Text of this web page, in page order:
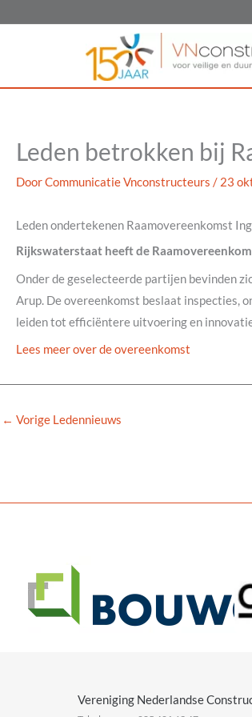
Leden betrokken bij
DoorCommunicatie Vnconstructeurs / 23
Leden ondertekenen Raamovereenkomst
Rijkswaterstaat heeft de
Onder de geselecteerde partijen bevinden
Arup. De overeenkomst beslaat inspecties,
leiden tot efficiëntere uitvoering en
Lees meer over de overeenkomst
← Vorige Ledennieuws
Vereniging Nederlandse